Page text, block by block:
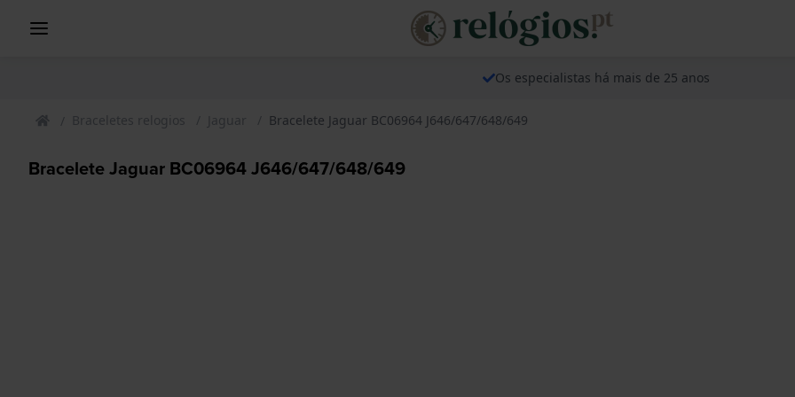
Os especialistas há mais de 25 anos
Braceletes relogios Jaguar Bracelete Jaguar BC06964 J646/647/648/649
Bracelete Jaguar BC06964 J646/647/648/649